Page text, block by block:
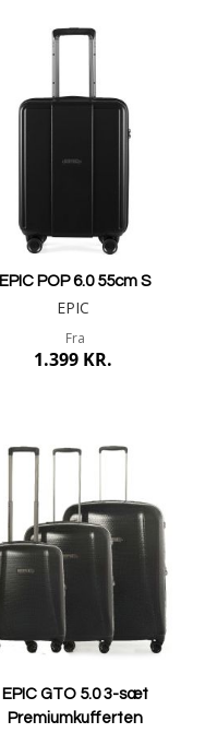
EPIC POP 6.0 55cm S
EPIC
Fra
1.399 KR.
EPIC GTO 5.0 3-sæt
Premiumkufferten